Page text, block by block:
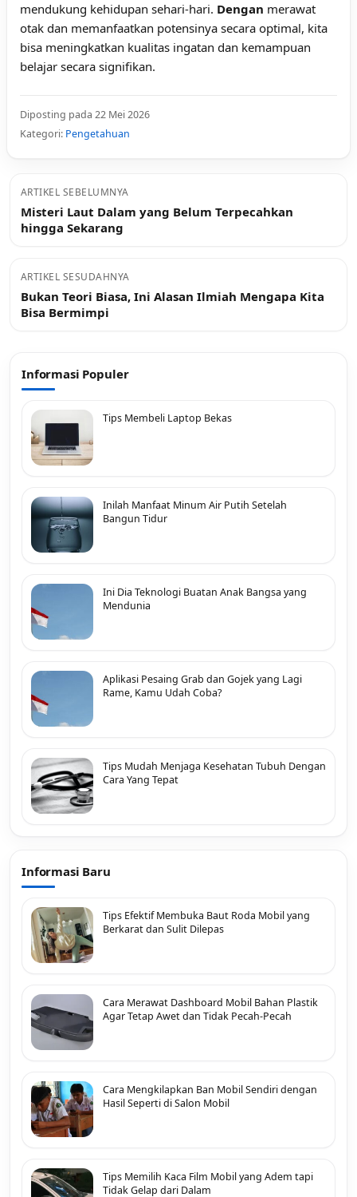
mendukung kehidupan sehari-hari. Dengan merawat
otak dan memanfaatkan potensinya secara optimal, kita
bisa meningkatkan kualitas ingatan dan kemampuan
belajar secara signifikan.
Diposting pada 22 Mei 2026
Kategori: Pengetahuan
ARTIKEL SEBELUMNYA
Misteri Laut Dalam yang Belum Terpecahkan
hingga Sekarang
ARTIKEL SESUDAHNYA
Bukan Teori Biasa, Ini Alasan Ilmiah Mengapa Kita
Bisa Bermimpi
Informasi Populer
Tips Membeli Laptop Bekas
Inilah Manfaat Minum Air Putih Setelah
Bangun Tidur
Ini Dia Teknologi Buatan Anak Bangsa yang
Mendunia
Aplikasi Pesaing Grab dan Gojek yang Lagi
Rame, Kamu Udah Coba?
Tips Mudah Menjaga Kesehatan Tubuh Dengan
Cara Yang Tepat
Informasi Baru
Tips Efektif Membuka Baut Roda Mobil yang
Berkarat dan Sulit Dilepas
Cara Merawat Dashboard Mobil Bahan Plastik
Agar Tetap Awet dan Tidak Pecah-Pecah
Cara Mengkilapkan Ban Mobil Sendiri dengan
Hasil Seperti di Salon Mobil
Tips Memilih Kaca Film Mobil yang Adem tapi
Tidak Gelap dari Dalam